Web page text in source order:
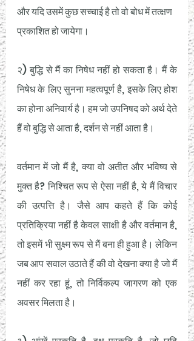
और यदि उसमें कुछ सच्चाई है तो वो बोध में तत्क्षण
प्रकाशित हो जायेगा।
२) बुद्धि से मैं का निषेध नहीं हो सकता है। मैं के
निषेध के लिए सुनना महत्वपूर्ण है, इसके लिए होश
का होना अनिवार्य है। हम जो उपनिषद को अर्थ देते
हैं वो बुद्धि से आता है, दर्शन से नहीं आता है।
वर्तमान में जो मैं है, क्या वो अतीत और भविष्य से
मुक्त है? निश्चित रूप से ऐसा नहीं है, ये मैं विचार
की उत्पत्ति है। जैसे आप कहते हैं कि कोई
प्रतिक्रिया नहीं है केवल साक्षी है और वर्तमान है,
तो इसमें भी सुक्ष्म रूप से मैं बना ही हुआ है। लेकिन
जब आप सवाल उठाते हैं की वो देखना क्या है जो मैं
नहीं कर रहा हूं, तो निर्विकल्प जागरण को एक
अवसर मिलता है।